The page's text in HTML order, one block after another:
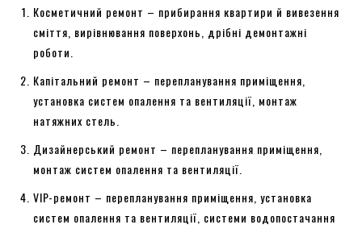
Косметичний ремонт – прибирання квартири й вивезення
сміття, вирівнювання поверхонь, дрібні демонтажні
роботи.
Капітальний ремонт – перепланування приміщення,
установка систем опалення та вентиляції, монтаж
натяжних стель.
Дизайнерський ремонт – перепланування приміщення,
монтаж систем опалення та вентиляції.
VIP-ремонт – перепланування приміщення, установка
систем опалення та вентиляції, системи водопостачання